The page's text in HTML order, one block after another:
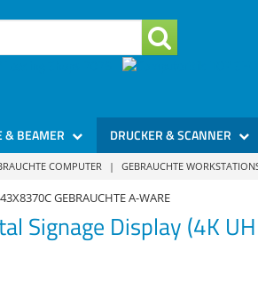
& BEAMER DRUCKER & SCANNER
COMPUTER | GEBRAUCHTE
GEBRAUCHTE A-WARE
Signage Display (4K